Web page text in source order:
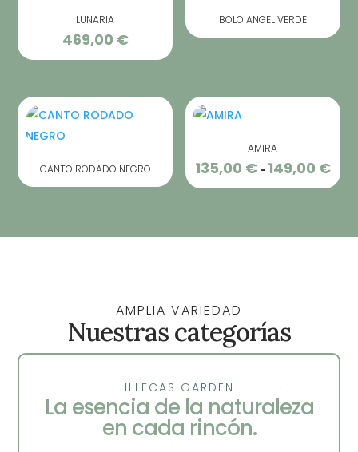
LUNARIA
469,00 €
BOLO ANGEL VERDE
CANTO RODADO NEGRO
AMIRA
135,00 € - 149,00 €
de
AMPLIA VARIEDAD
Nuestras categorías
ILLECAS GARDEN
La esencia de la naturaleza
en cada rincón.